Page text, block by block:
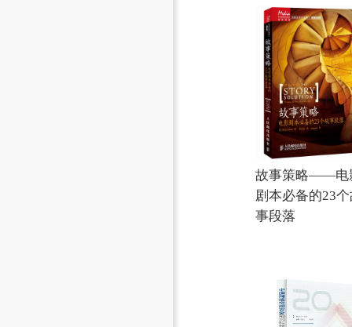
故事策略——电
剧本必备的23
事段落